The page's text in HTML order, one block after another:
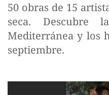
50 obras de 15
seca. Descubre
Mediterránea y los
septiembre.